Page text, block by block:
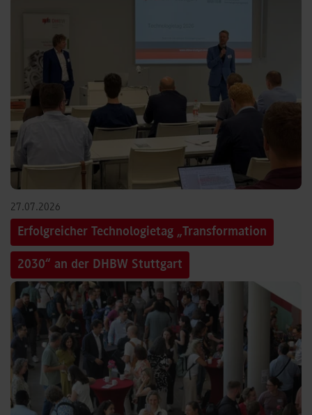
27.07.2026
Erfolgreicher Technologietag „Transformation
2030“ an der DHBW Stuttgart